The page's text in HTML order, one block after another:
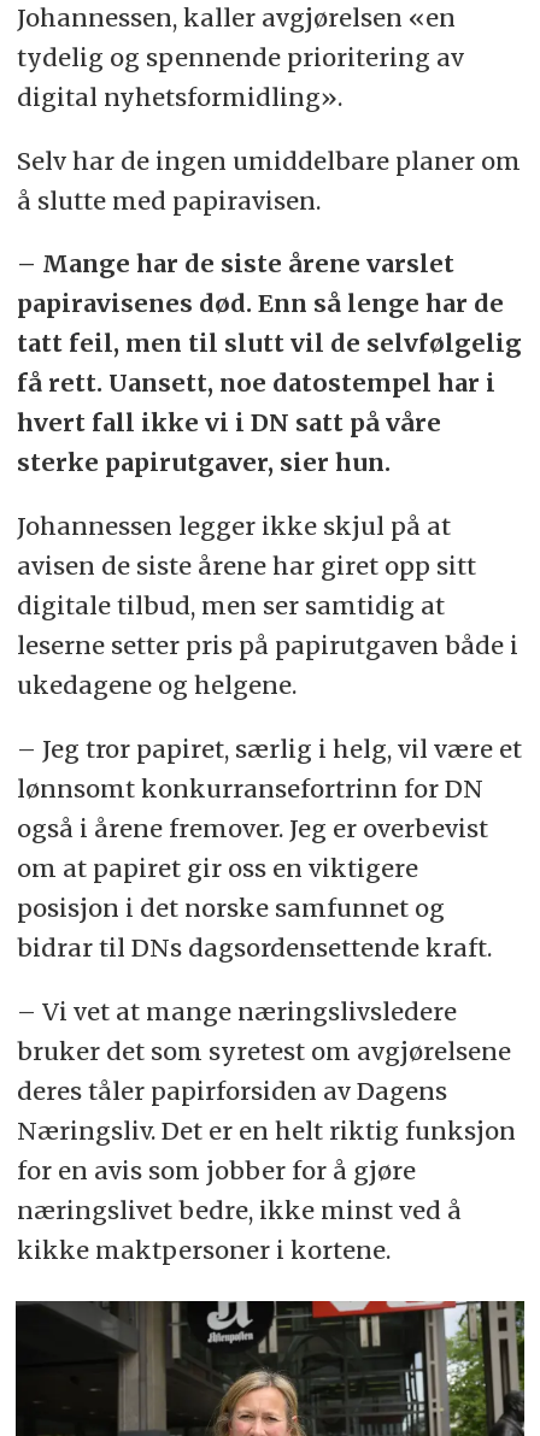
Johannessen, kaller avgjørelsen «en
tydelig og spennende prioritering av
digital nyhetsformidling».
Selv har de ingen umiddelbare planer om
å slutte med papiravisen.
– Mange har de siste årene varslet
papiravisenes død. Enn så lenge har de
tatt feil, men til slutt vil de selvfølgelig
få rett. Uansett, noe datostempel har i
hvert fall ikke vi i DN satt på våre
sterke papirutgaver, sier hun.
Johannessen legger ikke skjul på at
avisen de siste årene har giret opp sitt
digitale tilbud, men ser samtidig at
leserne setter pris på papirutgaven både i
ukedagene og helgene.
– Jeg tror papiret, særlig i helg, vil være et
lønnsomt konkurransefortrinn for DN
også i årene fremover. Jeg er overbevist
om at papiret gir oss en viktigere
posisjon i det norske samfunnet og
bidrar til DNs dagsordensettende kraft.
– Vi vet at mange næringslivsledere
bruker det som syretest om avgjørelsene
deres tåler papirforsiden av Dagens
Næringsliv. Det er en helt riktig funksjon
for en avis som jobber for å gjøre
næringslivet bedre, ikke minst ved å
kikke maktpersoner i kortene.